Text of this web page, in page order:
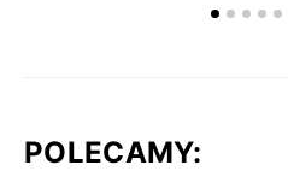
POLECAMY: